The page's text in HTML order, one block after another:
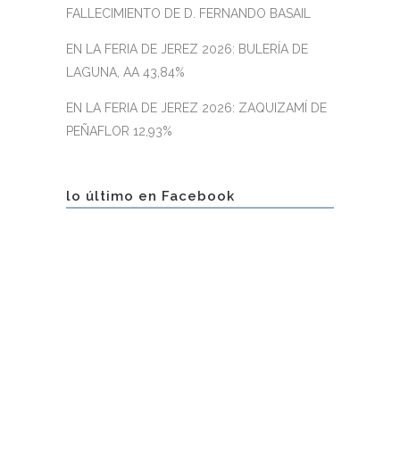
FALLECIMIENTO DE D. FERNANDO BASAIL
EN LA FERIA DE JEREZ 2026: BULERÍA DE
LAGUNA, AA 43,84%
EN LA FERIA DE JEREZ 2026: ZAQUIZAMÍ DE
PEÑAFLOR 12,93%
lo último en Facebook